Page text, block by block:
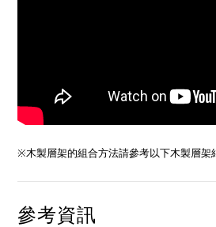
※木製層架的組合方法請參考以下木製層架
參考資訊